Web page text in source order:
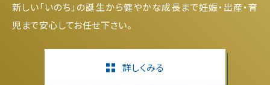
新しい「いのち」の誕生から健やかな成長まで妊娠・出産・育
児まで安心してお任せ下さい。
詳しくみる